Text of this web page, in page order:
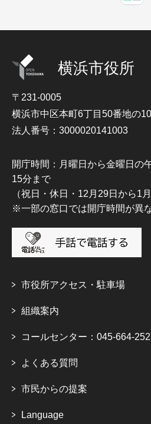
横浜市役所
〒231-0005
横浜市中区本町6丁目50番地の10
法人番号：3000020141003
開庁時間：月曜日から金曜日の
15分まで
（祝日・休日・12月29日から1
※一部の窓口では開庁時間が異
市役所アクセス・駐車場
組織案内
コールセンター：045-664-
よくある質問
市民からの提案
Language